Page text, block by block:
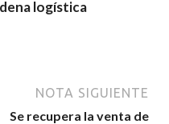
logística
NOTA SIGUIENTE
Se recupera la venta de